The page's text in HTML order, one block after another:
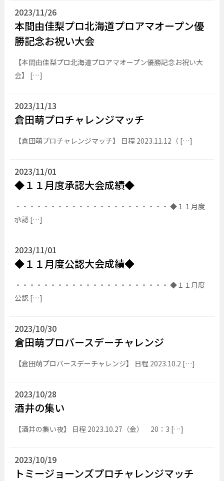
2023/11/26
本間由佳梨プロ北海道プロアマオープン優
勝記念お祝い大会
【本間由佳梨プロ北海道プロアマオープン優勝記念お祝い大
会】 […]
2023/11/13
倉田萌プロチャレンジマッチ
【倉田萌プロチャレンジマッチ】 日程 2023.11.12（ […]
2023/11/01
◆１１月度承認大会成績◆
・・・・・・・・・・・・・・・・・・・・・・ ◆１１月度
承認 […]
2023/11/01
◆１１月度公認大会成績◆
・・・・・・・・・・・・・・・・・・・・・・ ◆１１月度
公認 […]
2023/10/30
倉田萌プロバースデーチャレンジ
【倉田萌プロバースデーチャレンジ】 日程 2023.10.2 […]
2023/10/28
酒井の集い
【酒井の集い夜】 日程 2023.10.27（金） 20：3 […]
2023/10/19
トミージョーンズプロチャレンジマッチ